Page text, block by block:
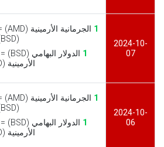
2024-10-
07
1 الجرمانية الأرمينية (AMD) =
(BSD)
1 الدولار البهامي (BSD) =
الأرمينية (AMD)
2024-10-
06
1 الجرمانية الأرمينية (AMD) =
(BSD)
1 الدولار البهامي (BSD) =
الأرمينية (AMD)